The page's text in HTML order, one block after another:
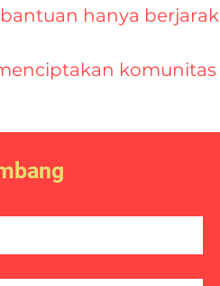
hanya berjarak
komunitas